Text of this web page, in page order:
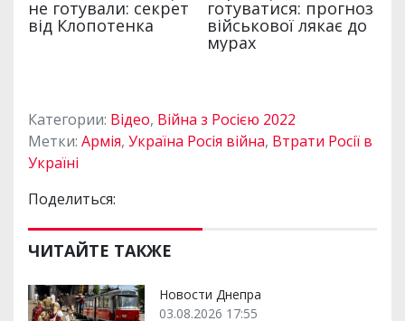
Категории: Відео, Війна з Росією 2022
Метки: Армія, Україна Росія війна, Втрати Росії в
Україні
Поделиться:
ЧИТАЙТЕ ТАКЖЕ
Новости Днепра
03.08.2026 17:55